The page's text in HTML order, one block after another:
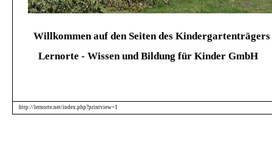
Willkommen auf den Seiten des Kindergartenträgers
Lernorte - Wissen und Bildung für Kinder GmbH
http://lernorte.net/index.php?printview=1